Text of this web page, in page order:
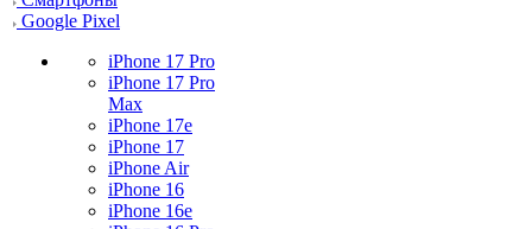
Google Pixel
iPhone 17 Pro
iPhone 17 Pro
Max
iPhone 17e
iPhone 17
iPhone Air
iPhone 16
iPhone 16e